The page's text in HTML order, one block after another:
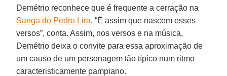
Demétrio reconhece que é frequente a cerração na
Sanga do Pedro Lira. “É assim que nascem esses
versos”, conta. Assim, nos versos e na música,
Demétrio deixa o convite para essa aproximação de
um causo de um personagem tão típico num ritmo
caracteristicamente pampiano.